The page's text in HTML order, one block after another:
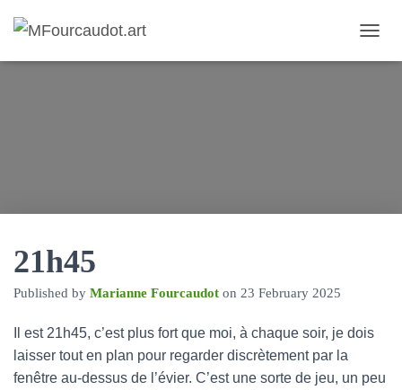
O
G
21h45
Published by Marianne Fourcaudot on 23 February 2025
Il est 21h45, c’est plus fort que moi, à chaque soir, je dois
laisser tout en plan pour regarder discrètement par la
fenêtre au-dessus de l’évier. C’est une sorte de jeu, un peu